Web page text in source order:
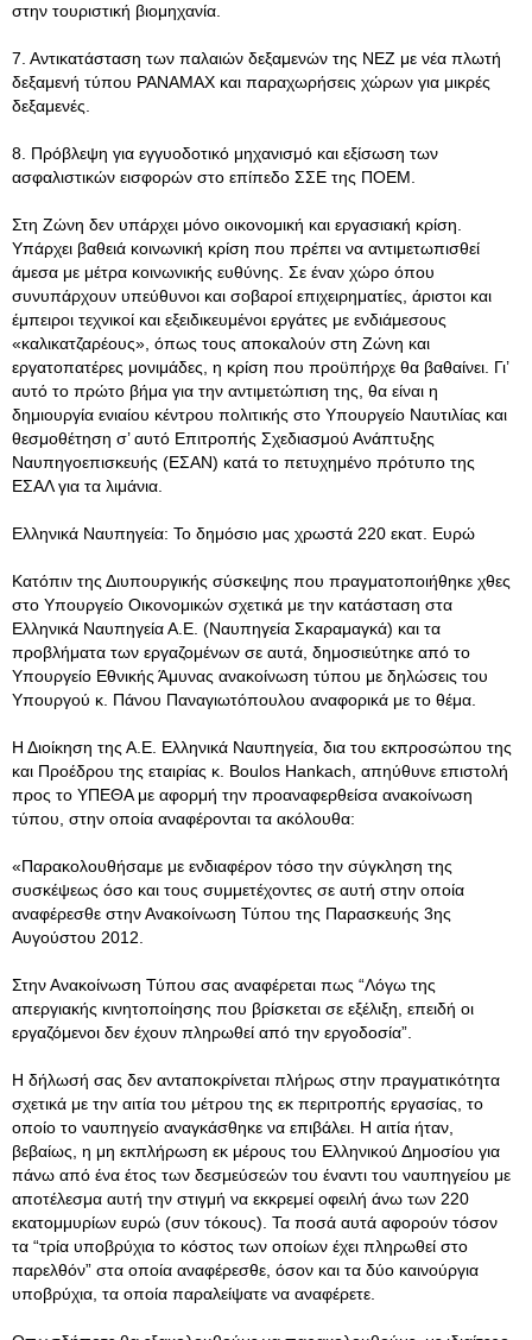
στην τουριστική βιομηχανία.
7. Αντικατάσταση των παλαιών δεξαμενών της ΝΕΖ με νέα πλωτή
δεξαμενή τύπου PANAMAX και παραχωρήσεις χώρων για μικρές
δεξαμενές.
8. Πρόβλεψη για εγγυοδοτικό μηχανισμό και εξίσωση των
ασφαλιστικών εισφορών στο επίπεδο ΣΣΕ της ΠΟΕΜ.
Στη Ζώνη δεν υπάρχει μόνο οικονομική και εργασιακή κρίση.
Υπάρχει βαθειά κοινωνική κρίση που πρέπει να αντιμετωπισθεί
άμεσα με μέτρα κοινωνικής ευθύνης. Σε έναν χώρο όπου
συνυπάρχουν υπεύθυνοι και σοβαροί επιχειρηματίες, άριστοι και
έμπειροι τεχνικοί και εξειδικευμένοι εργάτες με ενδιάμεσους
«καλικατζαρέους», όπως τους αποκαλούν στη Ζώνη και
εργατοπατέρες μονιμάδες, η κρίση που προϋπήρχε θα βαθαίνει. Γι’
αυτό το πρώτο βήμα για την αντιμετώπιση της, θα είναι η
δημιουργία ενιαίου κέντρου πολιτικής στο Υπουργείο Ναυτιλίας και
θεσμοθέτηση σ’ αυτό Επιτροπής Σχεδιασμού Ανάπτυξης
Ναυπηγοεπισκευής (ΕΣΑΝ) κατά το πετυχημένο πρότυπο της
ΕΣΑΛ για τα λιμάνια.
Ελληνικά Ναυπηγεία: Το δημόσιο μας χρωστά 220 εκατ. Ευρώ
Κατόπιν της Διυπουργικής σύσκεψης που πραγματοποιήθηκε χθες
στο Υπουργείο Οικονομικών σχετικά με την κατάσταση στα
Ελληνικά Ναυπηγεία Α.Ε. (Ναυπηγεία Σκαραμαγκά) και τα
προβλήματα των εργαζομένων σε αυτά, δημοσιεύτηκε από το
Υπουργείο Εθνικής Άμυνας ανακοίνωση τύπου με δηλώσεις του
Υπουργού κ. Πάνου Παναγιωτόπουλου αναφορικά με το θέμα.
Η Διοίκηση της Α.Ε. Ελληνικά Ναυπηγεία, δια του εκπροσώπου της
και Προέδρου της εταιρίας κ. Boulos Hankach, απηύθυνε επιστολή
προς το ΥΠΕΘΑ με αφορμή την προαναφερθείσα ανακοίνωση
τύπου, στην οποία αναφέρονται τα ακόλουθα:
«Παρακολουθήσαμε με ενδιαφέρον τόσο την σύγκληση της
συσκέψεως όσο και τους συμμετέχοντες σε αυτή στην οποία
αναφέρεσθε στην Ανακοίνωση Τύπου της Παρασκευής 3ης
Αυγούστου 2012.
Στην Ανακοίνωση Τύπου σας αναφέρεται πως “Λόγω της
απεργιακής κινητοποίησης που βρίσκεται σε εξέλιξη, επειδή οι
εργαζόμενοι δεν έχουν πληρωθεί από την εργοδοσία”.
Η δήλωσή σας δεν ανταποκρίνεται πλήρως στην πραγματικότητα
σχετικά με την αιτία του μέτρου της εκ περιτροπής εργασίας, το
οποίο το ναυπηγείο αναγκάσθηκε να επιβάλει. Η αιτία ήταν,
βεβαίως, η μη εκπλήρωση εκ μέρους του Ελληνικού Δημοσίου για
πάνω από ένα έτος των δεσμεύσεών του έναντι του ναυπηγείου με
αποτέλεσμα αυτή την στιγμή να εκκρεμεί οφειλή άνω των 220
εκατομμυρίων ευρώ (συν τόκους). Τα ποσά αυτά αφορούν τόσον
τα “τρία υποβρύχια το κόστος των οποίων έχει πληρωθεί στο
παρελθόν” στα οποία αναφέρεσθε, όσον και τα δύο καινούργια
υποβρύχια, τα οποία παραλείψατε να αναφέρετε.